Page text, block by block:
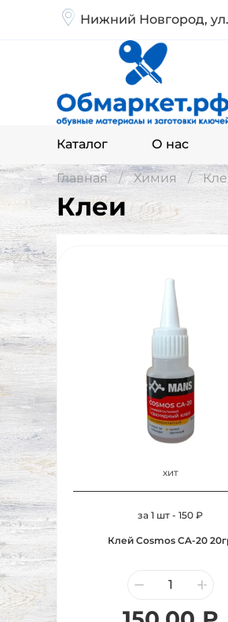
Нижний Новгород,
Каталог О нас
Главная Химия
Клеи
хит
за 1 шт - 150 ₽
Клей Cosmos CA-20